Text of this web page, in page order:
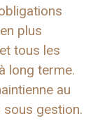
plus
tous les
long terme.
au
sous gestion.